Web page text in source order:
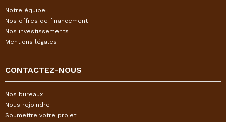
Notre équipe
Nos offres de financement
Nos investissements
Mentions légales
CONTACTEZ-NOUS
Nos bureaux
Nous rejoindre
Soumettre votre projet